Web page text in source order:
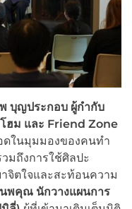
บุญประกอบ ผู้กำกับ
ฮม และ Friend Zone
ในมุมมองของคนทำ
มถึงการใช้ศิลปะ
จิตใจและสะท้อนความ
พคุณ นักวางแผนการ